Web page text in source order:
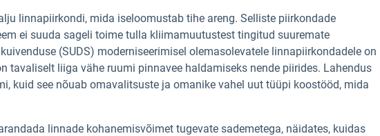
linnapiirkondi, mida iseloomustab tihe areng. Selliste piirkondade
ei suuda sageli toime tulla kliimamuutustest tingitud suuremate
(SUDS) moderniseerimisel olemasolevatele linnapiirkondadele on
tavaliselt liiga vähe ruumi pinnavee haldamiseks nende piirides. Lahendus
kuid see nõuab omavalitsuste ja omanike vahel uut tüüpi koostööd, mida
linnade kohanemisvõimet tugevate sademetega, näidates, kuidas